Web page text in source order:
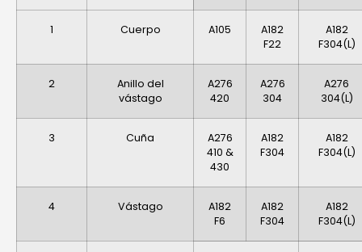
1 Cuerpo A105
A182
F22
A182
F304(L)
2
Anillo del
vástago
A276
420
A276
304
A276
304(L)
3 Cuña
A276
410 &
430
A182
F304
A182
F304(L)
4 Vástago
A182
F6
A182
F304
A182
F304(L)